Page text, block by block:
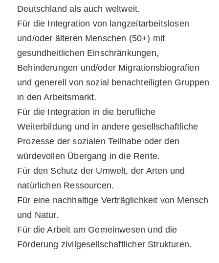
Deutschland als auch weltweit.
Für die Integration von langzeitarbeitslosen
und/oder älteren Menschen (50+) mit
gesundheitlichen Einschränkungen,
Behinderungen und/oder Migrations­biografien
und generell von sozial benachteiligten Gruppen
in den Arbeitsmarkt.
Für die Integration in die beruf­liche
Weiterbildung und in andere gesellschaftliche
Prozesse der sozialen Teilhabe oder den
würdevollen Übergang in die Rente.
Für den Schutz der Umwelt, der Arten und
natürlichen Ressourcen.
Für eine nachhaltige Verträglichkeit von Mensch
und Natur.
Für die Arbeit am Gemeinwesen und die
Förderung zivilgesellschaftlicher Strukturen.